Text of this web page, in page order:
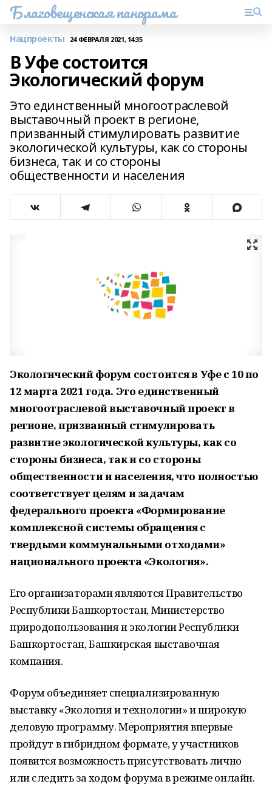
Благовещенская панорама
Нацпроекты 24 ФЕВРАЛЯ 2021, 14:35
В Уфе состоится
Экологический форум
Это единственный многоотраслевой
выставочный проект в регионе,
призванный стимулировать развитие
экологической культуры, как со стороны
бизнеса, так и со стороны
общественности и населения
Экологический форум состоится в Уфе с 10 по
12 марта 2021 года. Это единственный
многоотраслевой выставочный проект в
регионе, призванный стимулировать
развитие экологической культуры, как со
стороны бизнеса, так и со стороны
общественности и населения, что полностью
соответствует целям и задачам
федерального проекта «Формирование
комплексной системы обращения с
твердыми коммунальными отходами»
национального проекта «Экология».
Его организаторами являются Правительство
Республики Башкортостан, Министерство
природопользования и экологии Республики
Башкортостан, Башкирская выставочная
компания.
Форум объединяет специализированную
выставку «Экология и технологии» и широкую
деловую программу. Мероприятия впервые
пройдут в гибридном формате, у участников
появится возможность присутствовать лично
или следить за ходом форума в режиме онлайн.